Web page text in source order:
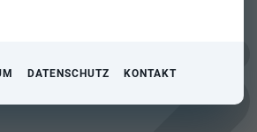
DATENSCHUTZ KONTAKT